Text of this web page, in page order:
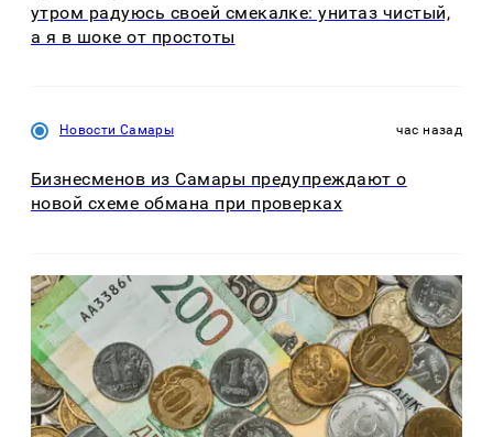
утром радуюсь своей смекалке: унитаз чистый,
а я в шоке от простоты
Новости Самары час назад
Бизнесменов из Самары предупреждают о
новой схеме обмана при проверках